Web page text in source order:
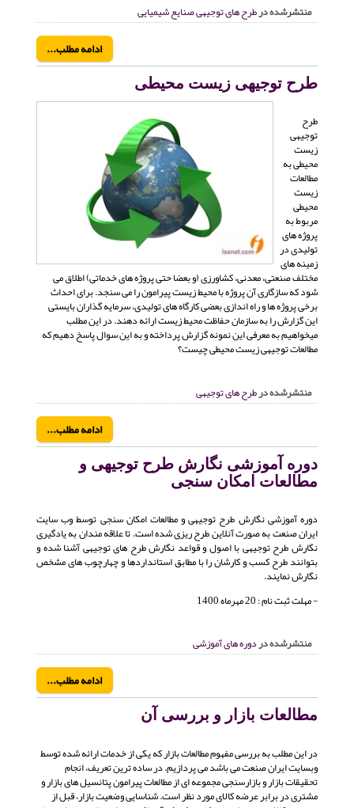
منتشرشده درطرح های توجیهی صنایع شیمیایی
ادامه مطلب...
طرح توجیهی زیست محیطی
طرح
توجیهی
زیست
محیطی به
مطالعات
زیست
محیطی
مربوط به
پروژه های
تولیدی در
زمینه های
مختلف صنعتی، معدنی، کشاورزی (و بعضا حتی پروژه های خدماتی) اطلاق می
شود که سازگاری آن پروژه با محیط زیست پیرامون را می سنجد. برای احداث
برخی پروژه ها و راه اندازی بعضی کارگاه های تولیدی، سرمایه گذاران بایستی
این گزارش را به سازمان حفاظت محیط زیست ارائه دهند. در این مطلب
میخواهیم به معرفی این نمونه گزارش پرداخته و به این سوال پاسخ دهیم که
مطالعات توجیهی زیست محیطی چیست؟
منتشرشده درطرح های توجیهی
ادامه مطلب...
دوره آموزشی نگارش طرح توجیهی و
مطالعات امکان سنجی
دوره آموزشی نگارش طرح توجیهی و مطالعات امکان سنجی توسط وب سایت
ایران صنعت به صورت آنلاین طرح ریزی شده است. تا علاقه مندان به یادگیری
نگارش طرح توجیهی با اصول و قواعد نگارش طرح های توجیهی آشنا شده و
بتوانند طرح کسب و کارشان را با مطابق استانداردها و چهارچوب های مشخص
نگارش نمایند.
- مهلت ثبت نام : 20 مهرماه 1400
منتشرشده دردوره های آموزشی
ادامه مطلب...
مطالعات بازار و بررسی آن
در این مطلب به بررسی مفهوم مطالعات بازار که یکی از خدمات ارائه شده توسط
وبسایت ایران صنعت می باشد می پردازیم. در ساده ترین تعریف، انجام
تحقیقات بازار و بازارسنجی مجموعه ای از مطالعات پیرامون پتانسیل های بازار و
مشتری در برابر عرضه کالای مورد نظر است. شناسایی وضعیت بازار، قبل از